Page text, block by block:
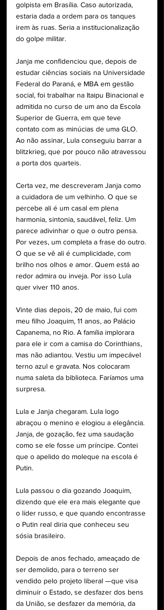
golpista em Brasília. Caso autorizada,
estaria dada a ordem para os tanques
irem às ruas. Seria a institucionalização
do golpe militar.
Janja me confidenciou que, depois de
estudar ciências sociais na Universidade
Federal do Paraná, e MBA em gestão
social, foi trabalhar na Itaipu Binacional e
admitida no curso de um ano da Escola
Superior de Guerra, em que teve
contato com as minúcias de uma GLO.
Ao não assinar, Lula conseguiu barrar a
blitzkrieg, que por pouco não atravessou
a porta dos quarteis.
Certa vez, me descreveram Janja como
a cuidadora de um velhinho. O que se
percebe ali é um casal em plena
harmonia, sintonia, saudável, feliz. Um
parece adivinhar o que o outro pensa.
Por vezes, um completa a frase do outro.
O que se vê ali é cumplicidade, com
brilho nos olhos e amor. Quem está ao
redor admira ou inveja. Por isso Lula
quer viver 110 anos.
Vinte dias depois, 20 de maio, fui com
meu filho Joaquim, 11 anos, ao Palácio
Capanema, no Rio. A família implorara
para ele ir com a camisa do Corinthians,
mas não adiantou. Vestiu um impecável
terno azul e gravata. Nos colocaram
numa saleta da biblioteca. Faríamos uma
surpresa.
Lula e Janja chegaram. Lula logo
abraçou o menino e elogiou a elegância.
Janja, de gozação, fez uma saudação
como se ele fosse um príncipe. Contei
que o apelido do moleque na escola é
Putin.
Lula passou o dia gozando Joaquim,
dizendo que ele era mais elegante que
o líder russo, e que quando encontrasse
o Putin real diria que conheceu seu
sósia brasileiro.
Depois de anos fechado, ameaçado de
ser demolido, para o terreno ser
vendido pelo projeto liberal —que visa
diminuir o Estado, se desfazer dos bens
da União, se desfazer da memória, da